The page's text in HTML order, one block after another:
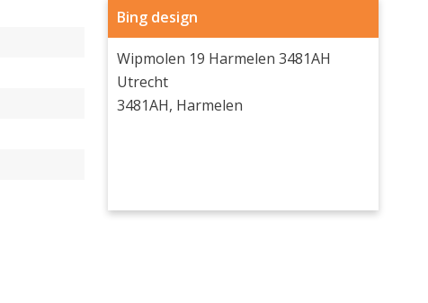
Bing design
Wipmolen 19 Harmelen 3481AH
Utrecht
3481AH, Harmelen